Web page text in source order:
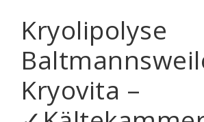
Kryolipolyse
Kryovita –